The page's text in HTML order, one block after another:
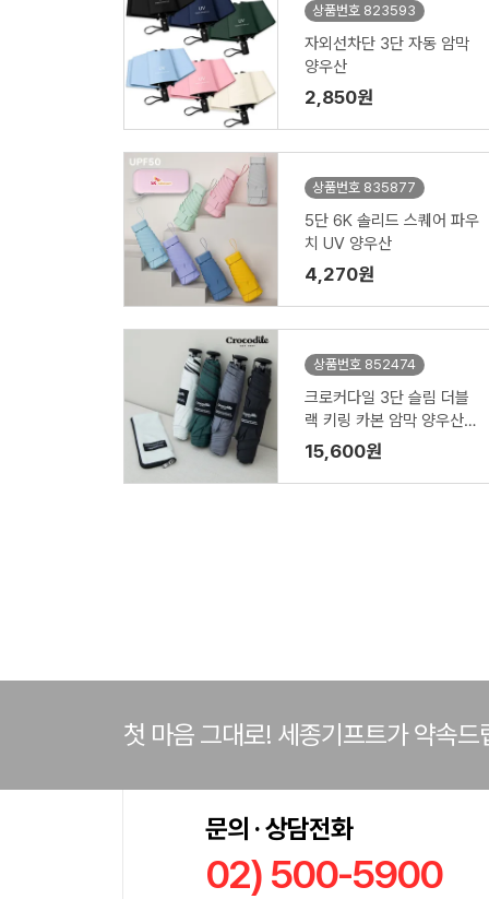
상품번호 823593
자외선차단 3단 자동 암막
양우산
2,850원
상품번호 835877
5단 6K 솔리드 스퀘어 파우
치 UV 양우산
4,270원
상품번호 852474
크로커다일 3단 슬림 더블
랙 키링 카본 암막 양우산
(55사이즈)
15,600원
첫 마음 그대로! 세종기프트가 약속드
문의 · 상담전화
02) 500-5900